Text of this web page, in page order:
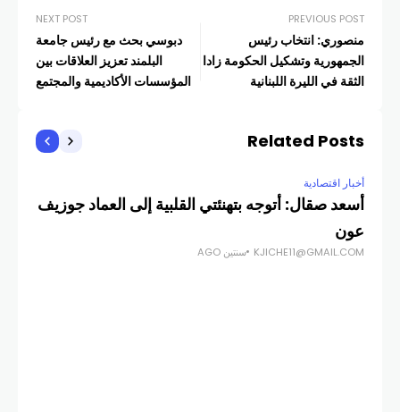
PREVIOUS POST
منصوري: انتخاب رئيس
الجمهورية وتشكيل الحكومة زادا
الثقة في الليرة اللبنانية
NEXT POST
دبوسي بحث مع رئيس جامعة
البلمند تعزيز العلاقات بين
المؤسسات الأكاديمية والمجتمع
Related Posts
أخبار اقتصادية
أسعد صقال: أتوجه بتهنئتي القلبية إلى العماد جوزيف
عون
KJICHE11@GMAIL.COM سنتين AGO